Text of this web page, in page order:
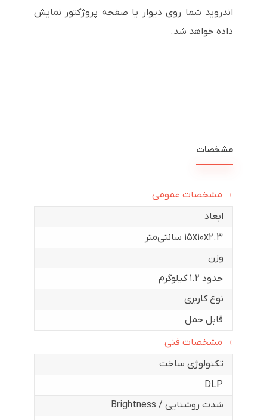
اندروید شما روی دیوار یا صفحه پروژکتور نمایش
داده خواهد شد.
مشخصات
مشخصات عمومی
ابعاد
۱۵x۱۰x۲.۳ سانتی‌متر
وزن
حدود ۱.۲ کیلوگرم
نوع کاربری
قابل حمل
مشخصات فنی
تکنولوژی ساخت
DLP
شدت روشنایی / Brightness